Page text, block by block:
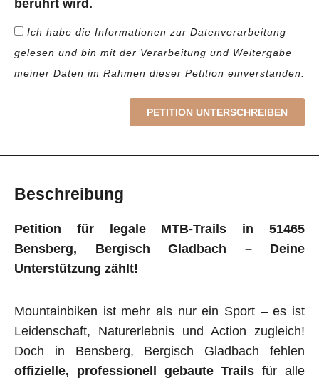
Beschreibung
Petition für legale MTB-Trails in 51465
Bensberg, Bergisch Gladbach – Deine
Unterstützung zählt!
Mountainbiken ist mehr als nur ein Sport – es ist
Leidenschaft, Naturerlebnis und Action zugleich!
Doch in Bensberg, Bergisch Gladbach fehlen
offizielle, professionell gebaute Trails für alle
berührt wird.
Ich habe die Informationen zur Datenverarbeitung
gelesen und bin mit der Verarbeitung und Weitergabe
meiner Daten im Rahmen dieser Petition einverstanden.
PETITION UNTERSCHREIBEN